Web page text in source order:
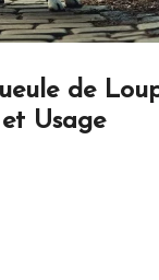
de
Usage